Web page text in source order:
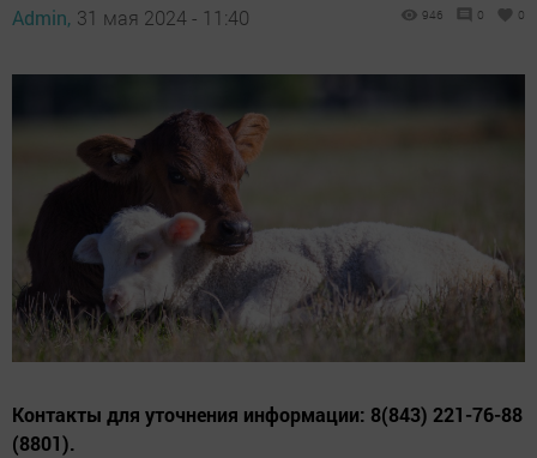
Admin, 31 мая 2024 - 11:40 946 0 0
Контакты для уточнения информации: 8(843) 221-76-88
(8801).